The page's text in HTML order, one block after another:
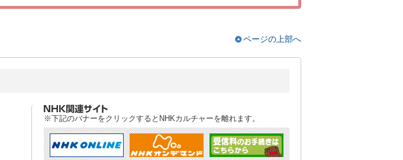
ページの上部へ
※下記のバナーをクリックするとNHKカルチャーを離れます。